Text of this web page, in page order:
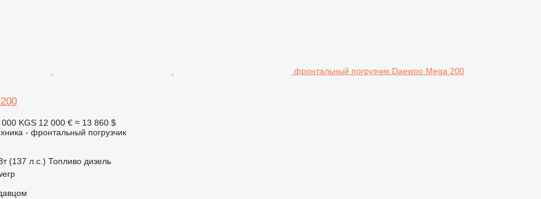
фронтальный погрузчик Daewoo Mega 200
KGS 12 000 € ≈ 13 860 $
- фронтальный погрузчик
(137 л.с.) Топливо дизель